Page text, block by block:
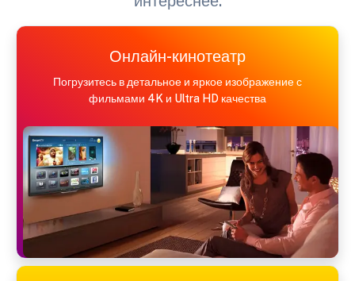
Онлайн-кинотеатр
Погрузитесь в детальное и яркое изображение с
фильмами 4K и Ultra HD качества